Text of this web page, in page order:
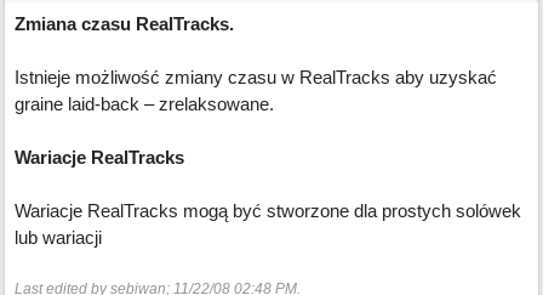
Zmiana czasu RealTracks.
Istnieje możliwość zmiany czasu w RealTracks aby uzyskać
graine laid-back – zrelaksowane.
Wariacje RealTracks
Wariacje RealTracks mogą być stworzone dla prostych solówek
lub wariacji
Last edited by sebiwan; 11/22/08 02:48 PM.